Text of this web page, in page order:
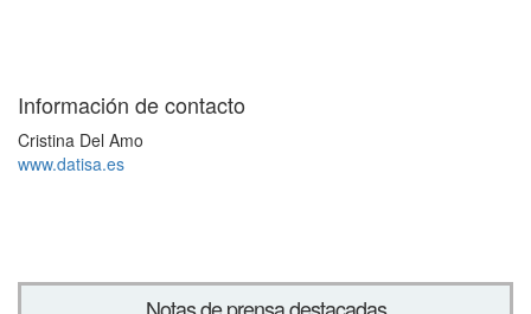
Información de contacto
Cristina Del Amo
www.datisa.es
Notas de prensa destacadas